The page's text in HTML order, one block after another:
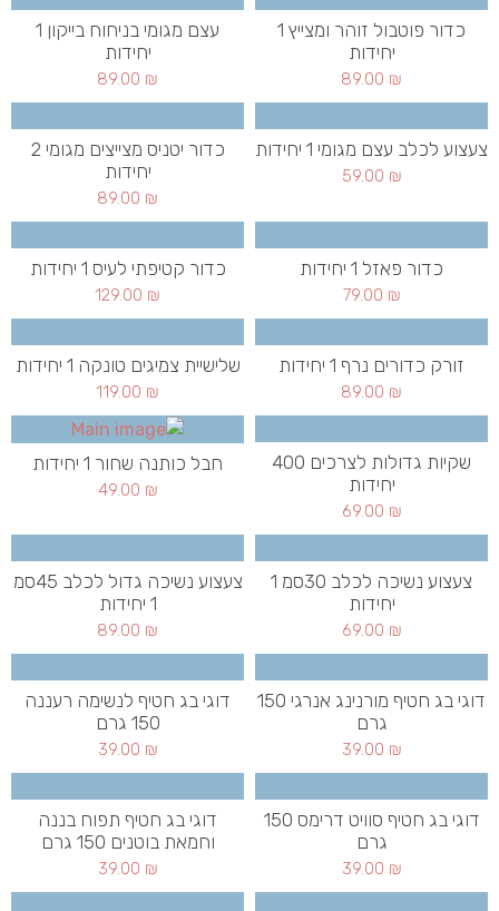
כדור פוטבול זוהר ומצייץ 1
יחידות
89.00 ₪
עצם מגומי בניחוח בייקון 1
יחידות
89.00 ₪
צעצוע לכלב עצם מגומי 1 יחידות
59.00 ₪
כדור יטניס מצייצים מגומי 2
יחידות
89.00 ₪
כדור פאזל 1 יחידות
79.00 ₪
כדור קטיפתי לעיס 1 יחידות
129.00 ₪
זורק כדורים נרף 1 יחידות
89.00 ₪
שלישיית צמיגים טונקה 1 יחידות
119.00 ₪
שקיות גדולות לצרכים 400
יחידות
69.00 ₪
חבל כותנה שחור 1 יחידות
49.00 ₪
צעצוע נשיכה לכלב 30סמ 1
יחידות
69.00 ₪
צעצוע נשיכה גדול לכלב 45סמ
1 יחידות
89.00 ₪
דוגי בג חטיף מורנינג אנרגי 150
גרם
39.00 ₪
דוגי בג חטיף לנשימה רעננה
150 גרם
39.00 ₪
דוגי בג חטיף סוויט דרימס 150
גרם
39.00 ₪
דוגי בג חטיף תפוח בננה
וחמאת בוטנים 150 גרם
39.00 ₪